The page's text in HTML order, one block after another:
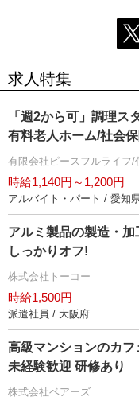
求人特集
「週2から可」調理ス
有料老人ホーム/社会
有限会社ピースフルライフ
時給1,140円～1,200円
アルバイト・パート / 愛知
アルミ製品の製造・
しっかりオフ!
株式会社トーコー
時給1,500円
派遣社員 / 大阪府
高級マンションのカ
未経験歓迎 研修あり
株式会社ベアーズ